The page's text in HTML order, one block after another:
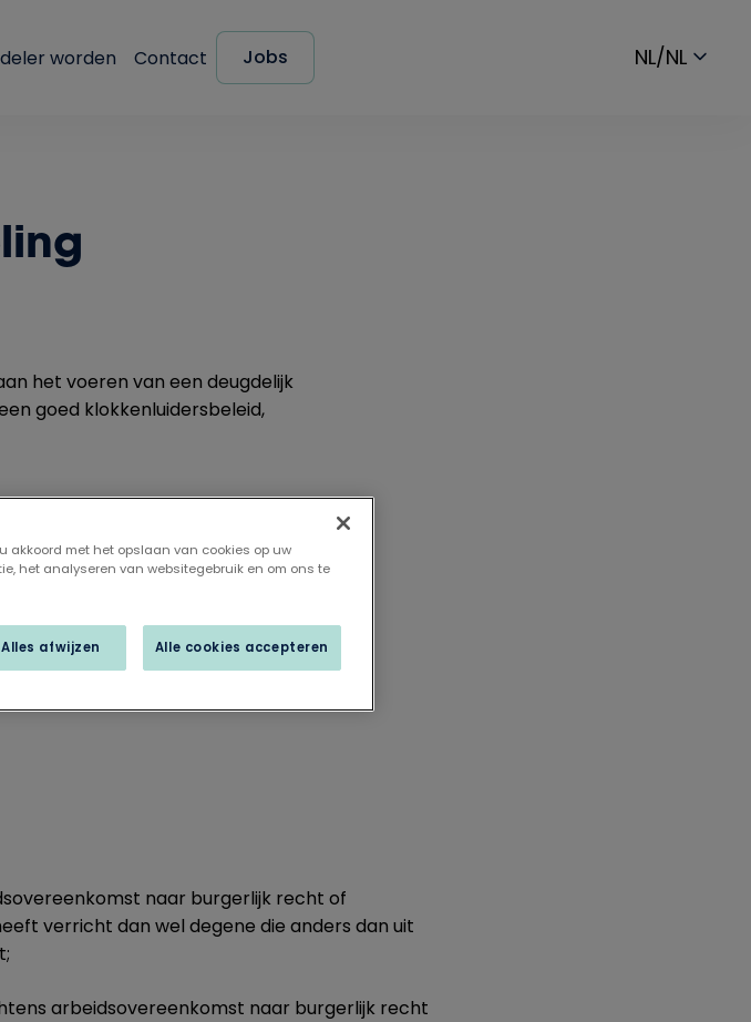
worden Contact Jobs NL/NL
het voeren van een deugdelijk
goed klokkenluidersbeleid,
naar burgerlijk recht of
verricht dan wel degene die anders dan uit
arbeidsovereenkomst naar burgerlijk recht
akkoord met het opslaan van cookies op uw
het analyseren van websitegebruik en om ons te
Alles afwijzen Alle cookies accepteren